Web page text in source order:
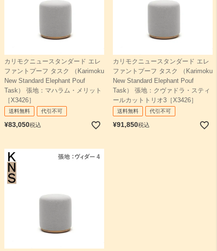
カリモクニュースタンダード エレ
ファントプーフ タスク （Karimoku
New Standard Elephant Pouf
Task） 張地：マハラム・メリット
［X3426］
送料無料 代引不可
¥83,050税込
カリモクニュースタンダード エレ
ファントプーフ タスク （Karimoku
New Standard Elephant Pouf
Task） 張地：クヴァドラ・スティ
ールカットトリオ3［X3426］
送料無料 代引不可
¥91,850税込